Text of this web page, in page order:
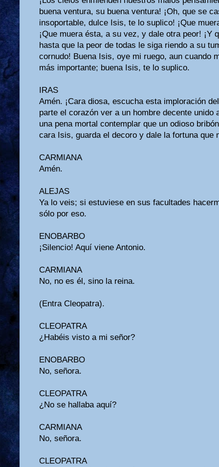
buena ventura, su buena ventura! ¡Oh, que se
insoportable, dulce Isis, te lo suplico! ¡Que
¡Que muera ésta, a su vez, y dale otra peor! ¡Y
hasta que la peor de todas le siga riendo a su
cornudo! Buena Isis, oye mi ruego, aun cuando
más importante; buena Isis, te lo suplico.
IRAS
Amén. ¡Cara diosa, escucha esta imploración
parte el corazón ver a un hombre decente unido
una pena mortal contemplar que un odioso
cara Isis, guarda el decoro y dale la fortuna que
CARMIANA
Amén.
ALEJAS
Ya lo veis; si estuviese en sus facultades
sólo por eso.
ENOBARBO
¡Silencio! Aquí viene Antonio.
CARMIANA
No, no es él, sino la reina.
(Entra Cleopatra).
CLEOPATRA
¿Habéis visto a mi señor?
ENOBARBO
No, señora.
CLEOPATRA
¿No se hallaba aquí?
CARMIANA
No, señora.
CLEOPATRA